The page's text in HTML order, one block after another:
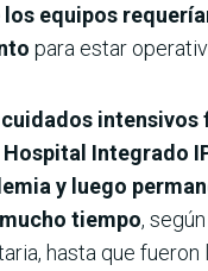
equipos
para estar
intensivos
Integrado
y luego
tiempo,
hasta que fueron